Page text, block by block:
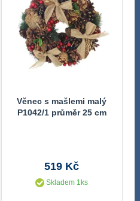
Věnec s mašlemi malý
P1042/1 průměr 25 cm
519 Kč
Skladem 1ks